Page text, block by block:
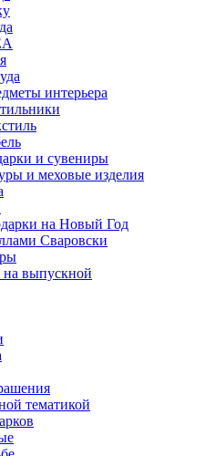
интерьера
и сувениры
и меховые изделия
на Новый Год
Сваровски
выпускной
тематикой